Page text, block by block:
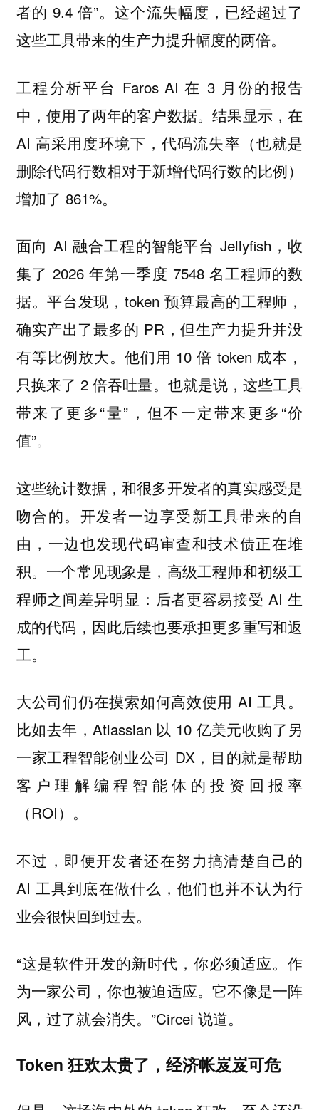
者的 9.4 倍”。这个流失幅度，已经超过了
这些工具带来的生产力提升幅度的两倍。
工程分析平台 Faros AI 在 3 月份的报告
中，使用了两年的客户数据。结果显示，在
AI 高采用度环境下，代码流失率（也就是
删除代码行数相对于新增代码行数的比例）
增加了 861%。
面向 AI 融合工程的智能平台 Jellyfish，收
集了 2026 年第一季度 7548 名工程师的数
据。平台发现，token 预算最高的工程师，
确实产出了最多的 PR，但生产力提升并没
有等比例放大。他们用 10 倍 token 成本，
只换来了 2 倍吞吐量。也就是说，这些工具
带来了更多“量”，但不一定带来更多“价
值”。
这些统计数据，和很多开发者的真实感受是
吻合的。开发者一边享受新工具带来的自
由，一边也发现代码审查和技术债正在堆
积。一个常见现象是，高级工程师和初级工
程师之间差异明显：后者更容易接受 AI 生
成的代码，因此后续也要承担更多重写和返
工。
大公司们仍在摸索如何高效使用 AI 工具。
比如去年，Atlassian 以 10 亿美元收购了另
一家工程智能创业公司 DX，目的就是帮助
客户理解编程智能体的投资回报率
（ROI）。
不过，即便开发者还在努力搞清楚自己的
AI 工具到底在做什么，他们也并不认为行
业会很快回到过去。
“这是软件开发的新时代，你必须适应。作
为一家公司，你也被迫适应。它不像是一阵
风，过了就会消失。”Circei 说道。
Token 狂欢太贵了，经济帐岌岌可危